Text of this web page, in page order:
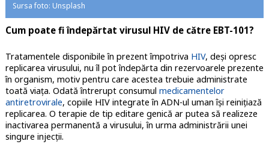
Sursa foto: Unsplash
Cum poate fi îndepărtat virusul HIV de către EBT-101?
Tratamentele disponibile în prezent împotriva HIV, deși opresc
replicarea virusului, nu îl pot îndepărta din rezervoarele prezente
în organism, motiv pentru care acestea trebuie administrate
toată viaţa. Odată întrerupt consumul medicamentelor
antiretrovirale, copiile HIV integrate în ADN-ul uman își reinițiază
replicarea. O terapie de tip editare genică ar putea să realizeze
inactivarea permanentă a virusului, în urma administrării unei
singure injecţii.